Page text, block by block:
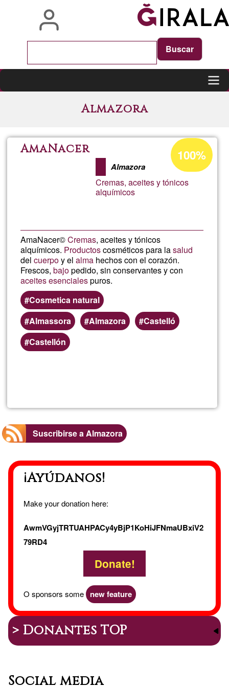
Almazora
AmaNacer
Almazora
Cremas, aceites y tónicos
alquímicos
AmaNacer©Cremas, aceites y tónicos
alquímicos. Productoscosméticos para lasalud
delcuerpoy elalma hechos con el corazón.
Frescos,bajopedido, sin conservantes y con
aceites esencialespuros.
Cosmetica natural
Almassora
Almazora
Castelló
Castellón
Porcentaje
de
aceptación
de
100%
Suscribirse a Almazora
¡Ayúdanos!
Make your donation here:
AwmVGyjTRTUAHPACy4yBjP1KoHiJFNmaUBxiV2
79RD4
Donate!
O sponsors some new feature
> Donantes TOP
Social media